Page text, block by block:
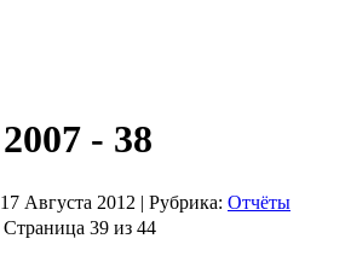
2007 - 38
17 Августа 2012 | Рубрика: Отчёты
Страница 39 из 44